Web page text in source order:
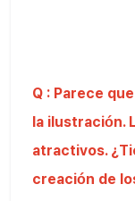
Q : Parece
la ilustración.
atractivos.
creación de